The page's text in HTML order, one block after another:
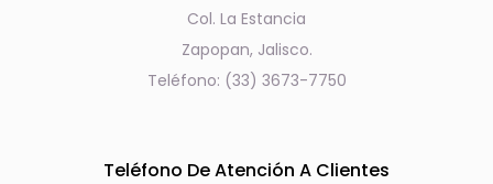
Col. La Estancia
Zapopan, Jalisco.
Teléfono: (33) 3673-7750
Teléfono De Atención A Clientes